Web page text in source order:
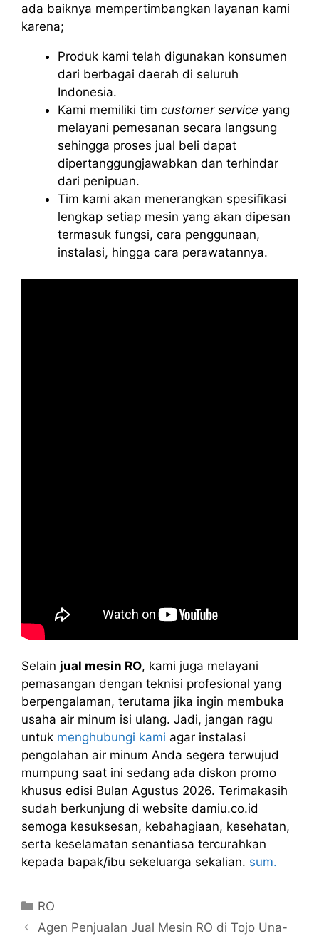
ada baiknya mempertimbangkan layanan kami
karena;
Produk kami telah digunakan konsumen
dari berbagai daerah di seluruh
Indonesia.
Kami memiliki tim customer service yang
melayani pemesanan secara langsung
sehingga proses jual beli dapat
dipertanggungjawabkan dan terhindar
dari penipuan.
Tim kami akan menerangkan spesifikasi
lengkap setiap mesin yang akan dipesan
termasuk fungsi, cara penggunaan,
instalasi, hingga cara perawatannya.
Selain jual mesin RO, kami juga melayani
pemasangan dengan teknisi profesional yang
berpengalaman, terutama jika ingin membuka
usaha air minum isi ulang. Jadi, jangan ragu
untuk menghubungi kami agar instalasi
pengolahan air minum Anda segera terwujud
mumpung saat ini sedang ada diskon promo
khusus edisi Bulan Agustus 2026. Terimakasih
sudah berkunjung di website damiu.co.id
semoga kesuksesan, kebahagiaan, kesehatan,
serta keselamatan senantiasa tercurahkan
kepada bapak/ibu sekeluarga sekalian. sum.
Kategori
RO
Agen Penjualan Jual Mesin RO di Tojo Una-